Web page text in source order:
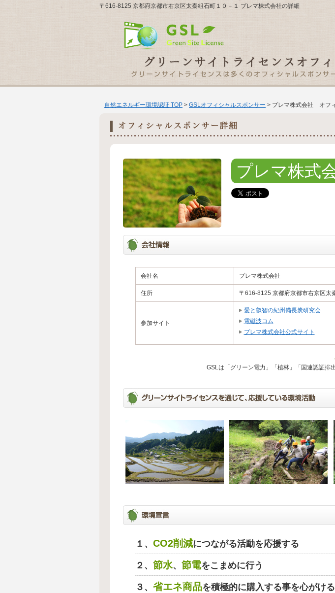
〒616-8125 京都府京都市右京区太秦組石町１０－１ プレマ株式会社の詳細
自然エネルギー環境認証 TOP > GSLオフィシャルスポンサー > プレマ株式会社 オフ
プレマ株式
会社名 プレマ株式会社
住所 〒616-8125 京都府京都市右京区太
参加サイト
愛と叡智の紀州備長炭研究会
電磁波コム
プレマ株式会社公式サイト
GSLは「グリーン電力」「植林」「国連認証排
１、 CO2削減につながる活動を応援する
２、 節水、 節電をこまめに行う
３、 省エネ商品を積極的に購入する事を心がける